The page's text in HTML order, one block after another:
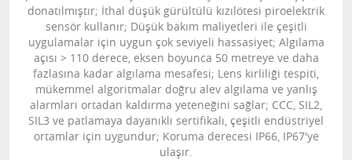
donatılmıştır; İthal düşük gürültülü kızılötesi piroelektrik
sensör kullanır; Düşük bakım maliyetleri ile çeşitli
uygulamalar için uygun çok seviyeli hassasiyet; Algılama
açısı > 110 derece, eksen boyunca 50 metreye ve daha
fazlasına kadar algılama mesafesi; Lens kirliliği tespiti,
mükemmel algoritmalar doğru alev algılama ve yanlış
alarmları ortadan kaldırma yeteneğini sağlar; CCC, SIL2,
SIL3 ve patlamaya dayanıklı sertifikalı, çeşitli endüstriyel
ortamlar için uygundur; Koruma derecesi IP66, IP67'ye
ulaşır.